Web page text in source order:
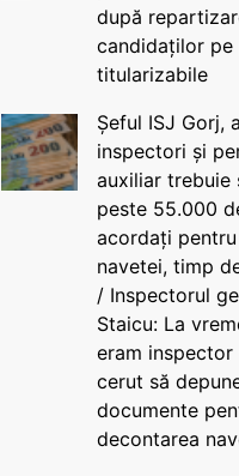
după
candidaților pe
titularizabile
Șeful ISJ Gorj,
inspectori și
auxiliar trebuie
peste 55.000
acordați
navetei, timp
/ Inspectorul
Staicu: La
eram inspector
cerut să
documente
decontarea